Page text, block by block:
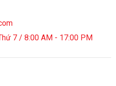
7 / 8:00 AM - 17:00 PM